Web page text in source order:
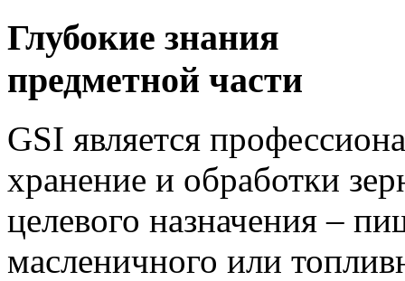
Глубокие знания
предметной части
GSI является
хранение и обработки
целевого назначения –
масленичного или